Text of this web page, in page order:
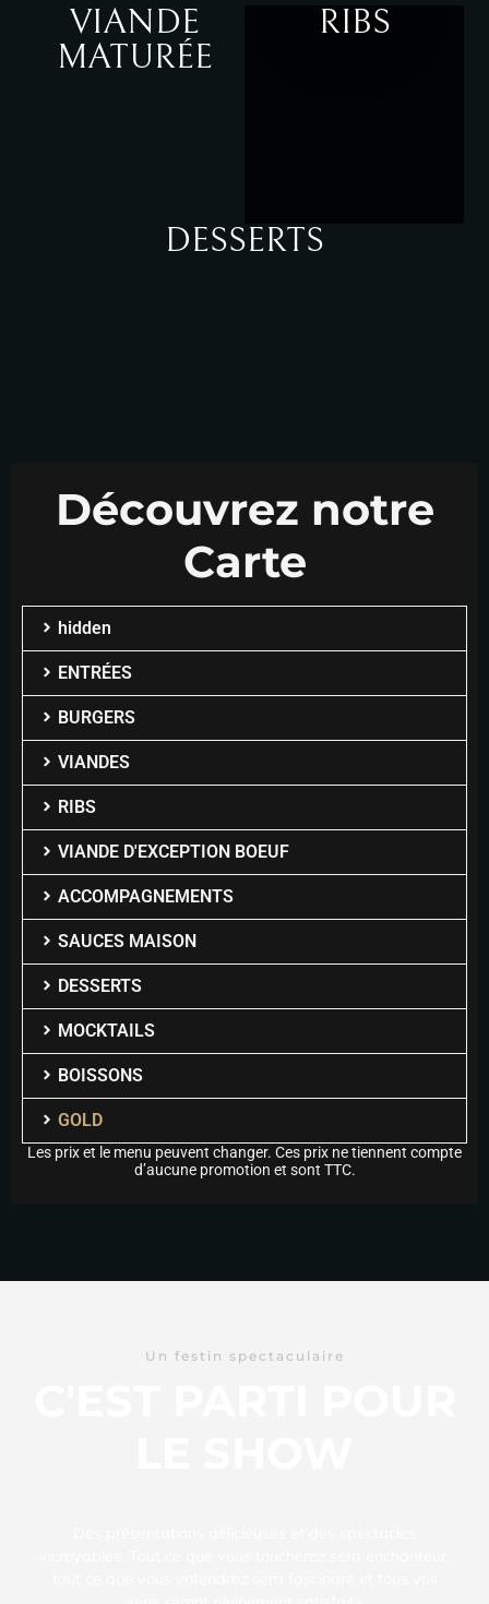
VIANDE
MATURÉE
RIBS
DESSERTS
Découvrez notre
Carte
hidden
ENTRÉES
BURGERS
VIANDES
RIBS
VIANDE D'EXCEPTION BOEUF
ACCOMPAGNEMENTS
SAUCES MAISON
DESSERTS
MOCKTAILS
BOISSONS
GOLD
Les prix et le menu peuvent changer. Ces prix ne tiennent compte
d’aucune promotion et sont TTC.
Un festin spectaculaire